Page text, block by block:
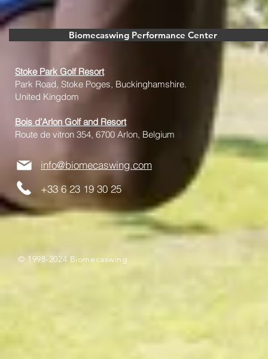
Biomecaswing Performance Center
Stoke Park Golf Resort
Park Road, Stoke Poges, Buckinghamshire.
United Kingdom
Bois d’Arlon Golf and Resort
Route de vitron 354, 6700 Arlon, Belgium
info@biomecaswing.com
+33 6 23 19 30 25
© 1998-2024 Biomecaswing